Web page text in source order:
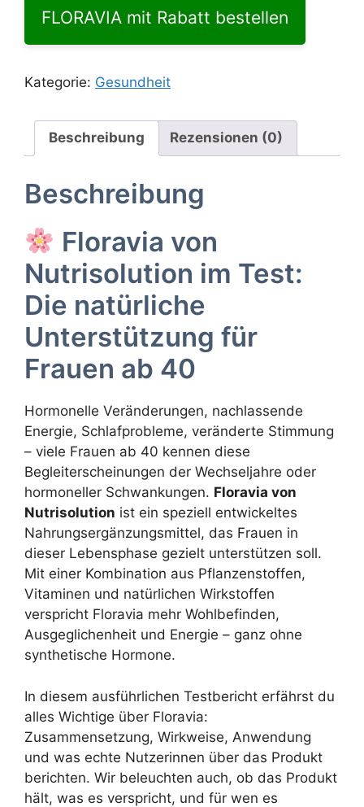
FLORAVIA mit Rabatt bestellen
Kategorie: Gesundheit
Beschreibung Rezensionen (0)
Beschreibung
Floravia von
Nutrisolution im Test:
Die natürliche
Unterstützung für
Frauen ab 40
Hormonelle Veränderungen, nachlassende
Energie, Schlafprobleme, veränderte Stimmung
– viele Frauen ab 40 kennen diese
Begleiterscheinungen der Wechseljahre oder
hormoneller Schwankungen. Floravia von
Nutrisolution ist ein speziell entwickeltes
Nahrungsergänzungsmittel, das Frauen in
dieser Lebensphase gezielt unterstützen soll.
Mit einer Kombination aus Pflanzenstoffen,
Vitaminen und natürlichen Wirkstoffen
verspricht Floravia mehr Wohlbefinden,
Ausgeglichenheit und Energie – ganz ohne
synthetische Hormone.
In diesem ausführlichen Testbericht erfährst du
alles Wichtige über Floravia:
Zusammensetzung, Wirkweise, Anwendung
und was echte Nutzerinnen über das Produkt
berichten. Wir beleuchten auch, ob das Produkt
hält, was es verspricht, und für wen es